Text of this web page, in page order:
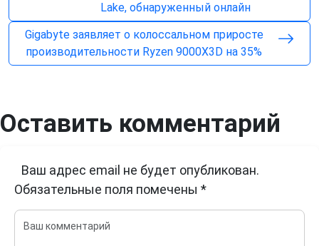
Lake, обнаруженный онлайн
Gigabyte заявляет о колоссальном приросте
производительности Ryzen 9000X3D на 35%
Оставить комментарий
Ваш адрес email не будет опубликован.
Обязательные поля помечены *